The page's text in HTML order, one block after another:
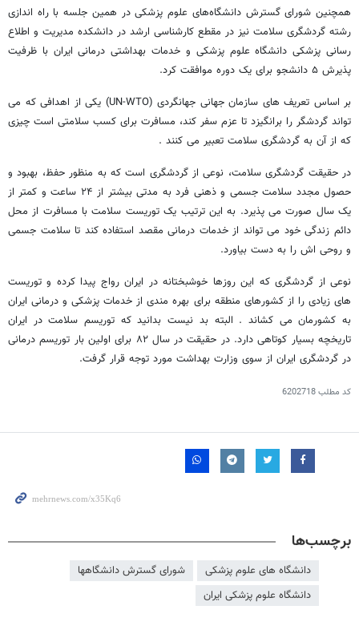
همچنین شورای گسترش دانشگاه‌های علوم پزشکی در همین جلسه با راه اندازی
رشته گردشگری سلامت نیز در مقطع کارشناسی ارشد در دانشکده مدیریت و اطلاع
رسانی پزشکی دانشگاه علوم پزشکی و خدمات بهداشتی درمانی ایران با ظرفیت
پذیرش ۵ دانشجو برای یک دوره موافقت کرد.
بر اساس تعریف های سازمان جهانی جهانگردی (UN-WTO) یکی از اهدافی که می
تواند گردشگر را برانگیزد تا عزم سفر کند، مسافرت برای کسب سلامتی است چیزی
که از آن به گردشگری سلامت تعبیر می کنند .
در حقیقت گردشگری سلامت، نوعی از گردشگری است که به منظور حفظ، بهبود و
حصول مجدد سلامت جسمی و ذهنی فرد به مدتی بیشتر از ۲۴ ساعت و کمتر از
یک سال صورت می پذیرد. به این ترتیب یک توریست سلامت با مسافرت از محل
دائم زندگی خود می تواند از خدمات درمانی مقصد استفاده کند تا سلامت جسمی
و روحی اش را به دست بیاورد.
نوعی از گردشگری که این روزها خوشبختانه در ایران رواج پیدا کرده و توریست
های زیادی را از کشورهای منطقه برای بهره مندی از خدمات پزشکی و درمانی ایران
به کشورمان می کشاند . البته بد نیست بدانید که توریسم سلامت در ایران
تاریخچه بسیار کوتاهی دارد. در حقیقت در سال ۸۲ برای اولین بار توریسم درمانی
در گردشگری ایران از سوی وزارت بهداشت مورد توجه قرار گرفت.
کد مطلب6202718
برچسب‌ها
دانشگاه های علوم پزشکی
شورای گسترش دانشگاهها
دانشگاه علوم پزشکی ایران